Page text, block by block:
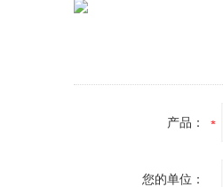
产品：
您的单位：